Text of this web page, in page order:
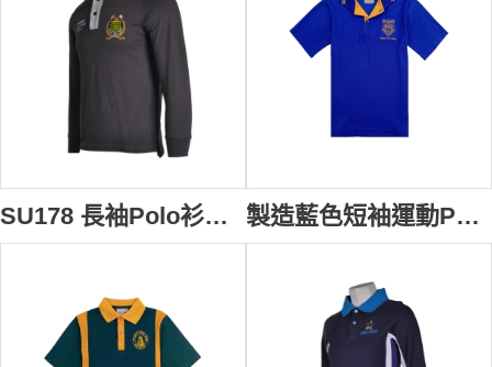
SU178 長袖Polo衫供應訂購 校服Logo繡花Polo衫 運動款式Polo衫 Polo衫香港公司 製造藍色短袖運動Polo恤 繡花運動POLO恤 來樣訂製 校服運動POLO恤 中小學生校服 校服專門店 扁機 織名 英文 SU177